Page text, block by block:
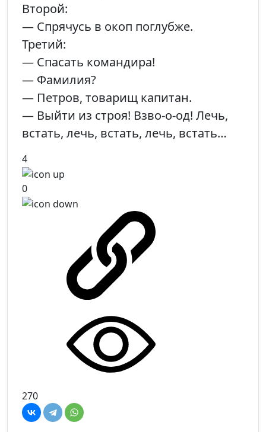
Второй:
— Спрячусь в окоп поглубже.
Третий:
— Спасать командира!
— Фамилия?
— Петров, товарищ капитан.
— Выйти из строя! Взво-о-од! Лечь,
встать, лечь, встать, лечь, встать…
4
0
270